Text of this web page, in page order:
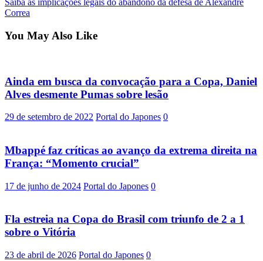
Saiba as implicações legais do abandono da defesa de Alexandre
Correa
You May Also Like
Ainda em busca da convocação para a Copa, Daniel
Alves desmente Pumas sobre lesão
29 de setembro de 2022 Portal do Japones 0
Mbappé faz críticas ao avanço da extrema direita na
França: “Momento crucial”
17 de junho de 2024 Portal do Japones 0
Fla estreia na Copa do Brasil com triunfo de 2 a 1
sobre o Vitória
23 de abril de 2026 Portal do Japones 0